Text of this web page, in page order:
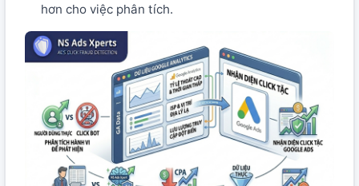
hơn cho việc phân tích.